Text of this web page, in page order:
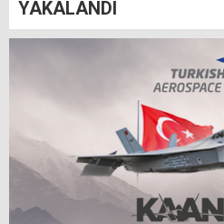
YAKALANDI